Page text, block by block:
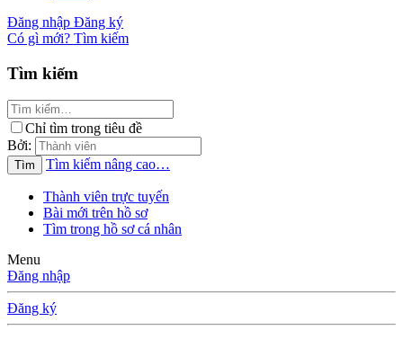
Đăng nhập Đăng ký
Có gì mới? Tìm kiếm
Tìm kiếm
Chỉ tìm trong tiêu đề
Bởi:
Tìm Tìm kiếm nâng cao…
Thành viên trực tuyến
Bài mới trên hồ sơ
Tìm trong hồ sơ cá nhân
Menu
Đăng nhập
Đăng ký